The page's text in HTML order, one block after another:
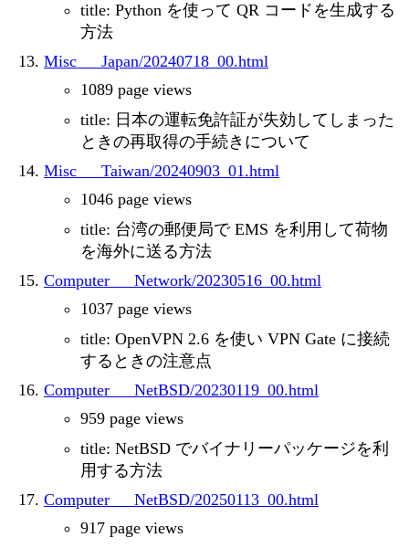
title: Python を使って QR コードを生成する
方法
Misc___Japan/20240718_00.html
1089 page views
title: 日本の運転免許証が失効してしまった
ときの再取得の手続きについて
Misc___Taiwan/20240903_01.html
1046 page views
title: 台湾の郵便局で EMS を利用して荷物
を海外に送る方法
Computer___Network/20230516_00.html
1037 page views
title: OpenVPN 2.6 を使い VPN Gate に接続
するときの注意点
Computer___NetBSD/20230119_00.html
959 page views
title: NetBSD でバイナリーパッケージを利
用する方法
Computer___NetBSD/20250113_00.html
917 page views